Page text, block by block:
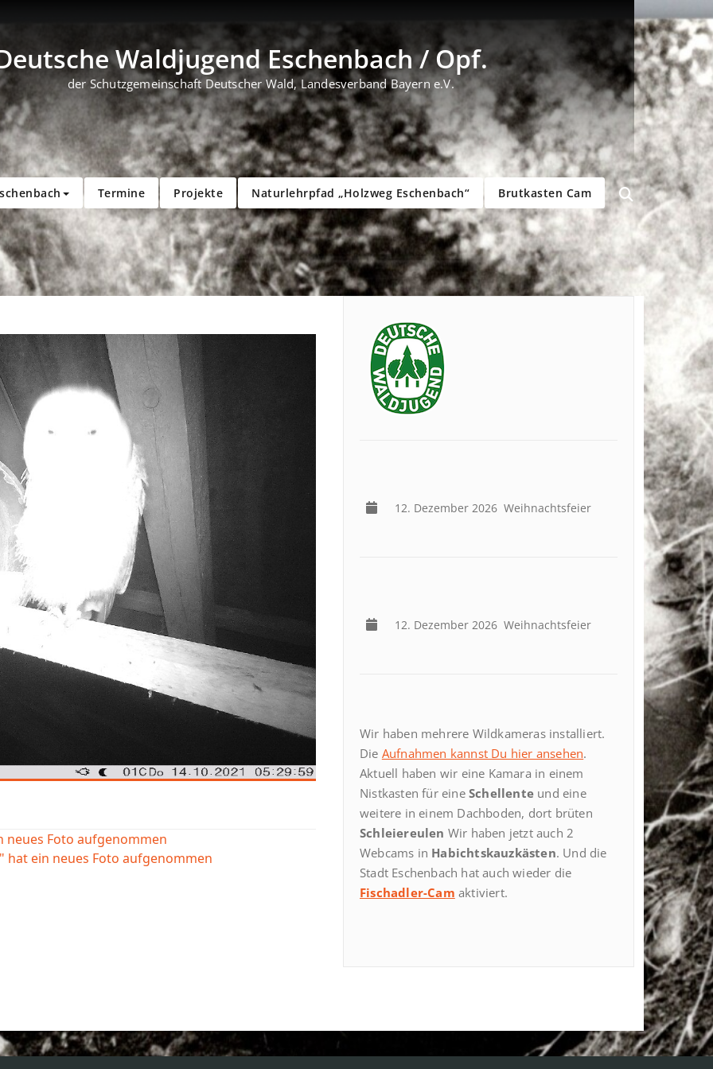
Waldjugend Eschenbach / Opf.
der Schutzgemeinschaft Deutscher Wald, Landesverband Bayern e.V.
Termine Projekte Naturlehrpfad „Holzweg Eschenbach“ Brutkasten Cam
neues Foto aufgenommen
hat ein neues Foto aufgenommen
12. Dezember 2026 Weihnachtsfeier
12. Dezember 2026 Weihnachtsfeier
Wir haben mehrere Wildkameras installiert.
Die Aufnahmen kannst Du hier ansehen.
Aktuell haben wir eine Kamara in einem
Nistkasten für eine Schellente und eine
weitere in einem Dachboden, dort brüten
Schleiereulen Wir haben jetzt auch 2
Webcams in Habichtskauzkästen. Und die
Stadt Eschenbach hat auch wieder die
Fischadler-Cam aktiviert.